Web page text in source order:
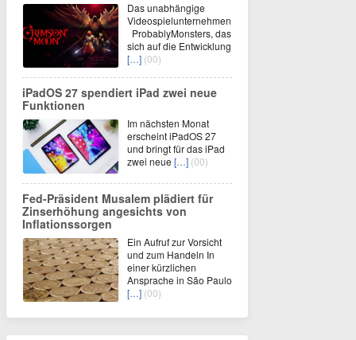
Das unabhängige
Videospielunternehmen
ProbablyMonsters, das
sich auf die Entwicklung
[…] (00)
iPadOS 27 spendiert iPad zwei neue
Funktionen
Im nächsten Monat
erscheint iPadOS 27
und bringt für das iPad
zwei neue […] (00)
Fed-Präsident Musalem plädiert für
Zinserhöhung angesichts von
Inflationssorgen
Ein Aufruf zur Vorsicht
und zum Handeln In
einer kürzlichen
Ansprache in São Paulo
[…] (00)